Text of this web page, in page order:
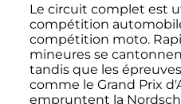
Le circuit complet est
compétition
compétition moto.
mineures se
tandis que les
comme le Grand Prix
empruntent la